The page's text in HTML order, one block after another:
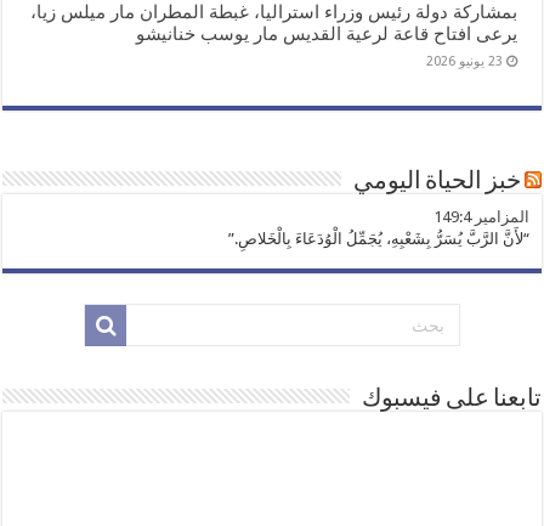
بمشاركة دولة رئيس وزراء استراليا، غبطة المطران مار ميلس زيا،
يرعى افتاح قاعة لرعية القديس مار يوسب خنانيشو
23 يونيو 2026
خبز الحياة اليومي
ﺍﻟﻤﺰﺍﻣﻴﺮ 149:4
“لأَنَّ الرَّبَّ يُسَرُّ بِشَعْبِهِ، يُجَمِّلُ الْوُدَعَاءَ بِالْخَلاصِ.”
تابعنا على فيسبوك